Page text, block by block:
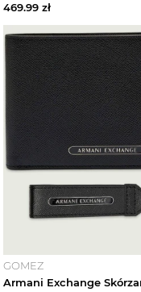
Zegarki
Etui męskie
Zapachy
Szelki
Marki
469.99 zł
GOMEZ